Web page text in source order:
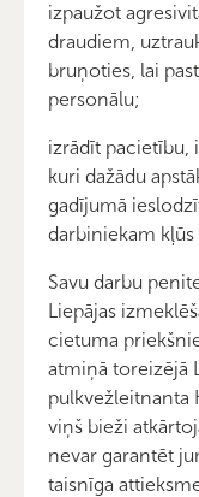
izpaužot
draudiem,
bruņoties, lai
personālu;
izrādīt pacietību,
kuri dažādu
gadījumā
darbiniekam kļūs
Savu darbu
Liepājas
cietuma
atmiņā toreizējā
pulkvežleitnanta
viņš bieži
nevar garantēt
taisnīga